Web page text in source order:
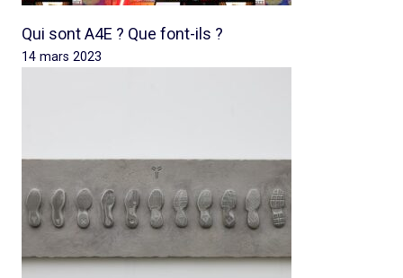
Qui sont A4E ? Que font-ils ?
14 mars 2023